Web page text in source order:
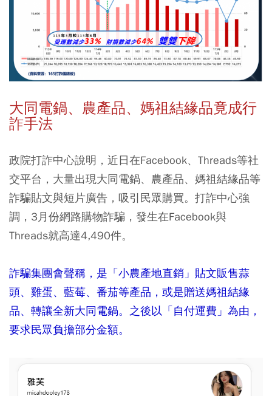
大同電鍋、農產品、媽祖結緣品竟成行
詐手法
政院打詐中心說明，近日在Facebook、Threads等社
交平台，大量出現大同電鍋、農產品、媽祖結緣品等
詐騙貼文與短片廣告，吸引民眾購買。打詐中心強
調，3月份網路購物詐騙，發生在Facebook與
Threads就高達4,490件。
詐騙集團會聲稱，是「小農產地直銷」貼文販售蒜
頭、雞蛋、藍莓、番茄等產品，或是贈送媽祖結緣
品、轉讓全新大同電鍋。之後以「自付運費」為由，
要求民眾負擔部分金額。